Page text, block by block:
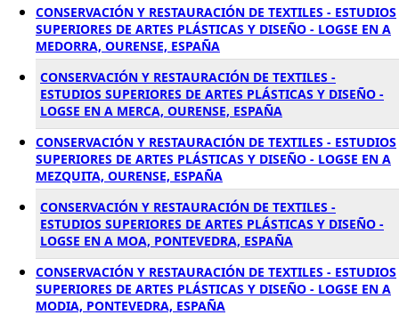
CONSERVACIÓN Y RESTAURACIÓN DE TEXTILES - ESTUDIOS
SUPERIORES DE ARTES PLÁSTICAS Y DISEÑO - LOGSE EN A
MEDORRA, OURENSE, ESPAÑA
CONSERVACIÓN Y RESTAURACIÓN DE TEXTILES -
ESTUDIOS SUPERIORES DE ARTES PLÁSTICAS Y DISEÑO -
LOGSE EN A MERCA, OURENSE, ESPAÑA
CONSERVACIÓN Y RESTAURACIÓN DE TEXTILES - ESTUDIOS
SUPERIORES DE ARTES PLÁSTICAS Y DISEÑO - LOGSE EN A
MEZQUITA, OURENSE, ESPAÑA
CONSERVACIÓN Y RESTAURACIÓN DE TEXTILES -
ESTUDIOS SUPERIORES DE ARTES PLÁSTICAS Y DISEÑO -
LOGSE EN A MOA, PONTEVEDRA, ESPAÑA
CONSERVACIÓN Y RESTAURACIÓN DE TEXTILES - ESTUDIOS
SUPERIORES DE ARTES PLÁSTICAS Y DISEÑO - LOGSE EN A
MODIA, PONTEVEDRA, ESPAÑA